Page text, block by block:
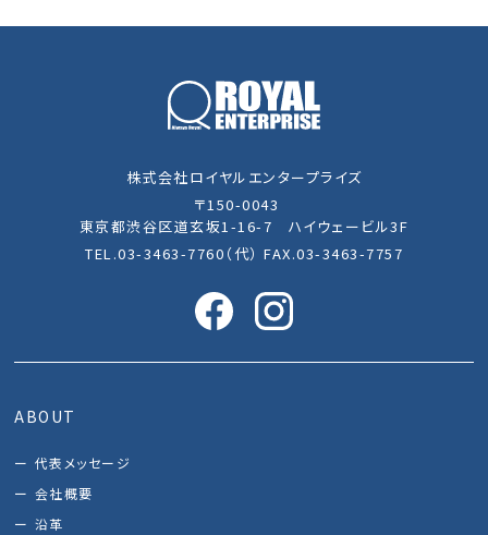
株式会社ロイヤルエンタープライズ
〒150-0043
東京都渋谷区道玄坂1-16-7 ハイウェービル3F
TEL.03-3463-7760（代） FAX.03-3463-7757
ABOUT
代表メッセージ
会社概要
沿革